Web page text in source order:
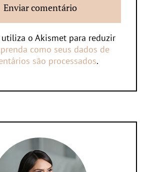
utiliza o Akismet para reduzir
como seus dados de
são processados.